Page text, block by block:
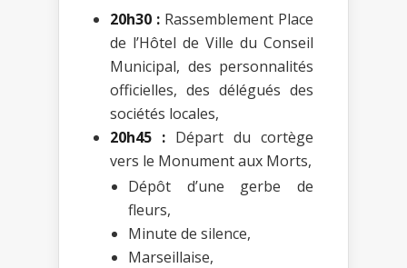
20h30 : Rassemblement Place
de l’Hôtel de Ville du Conseil
Municipal, des personnalités
officielles, des délégués des
sociétés locales,
20h45 : Départ du cortège
vers le Monument aux Morts,
Dépôt d’une gerbe de
fleurs,
Minute de silence,
Marseillaise,